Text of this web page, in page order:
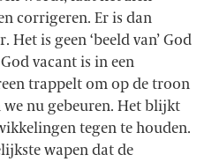
corrigeren. Er is dan
is geen ‘beeld van’ God
vacant is in een
trappelt om op de troon
we nu gebeuren. Het blijkt
tegen te houden.
wapen dat de